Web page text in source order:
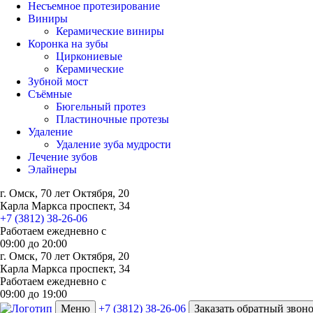
Несъемное протезирование
Виниры
Керамические виниры
Коронка на зубы
Циркониевые
Керамические
Зубной мост
Съёмные
Бюгельный протез
Пластиночные протезы
Удаление
Удаление зуба мудрости
Лечение зубов
Элайнеры
г. Омск, 70 лет Октября, 20
Карла Маркса проспект, 34
+7 (3812) 38-26-06
Работаем ежедневно с
09:00 до 20:00
г. Омск, 70 лет Октября, 20
Карла Маркса проспект, 34
Работаем ежедневно с
09:00 до 19:00
Меню
+7 (3812) 38-26-06 Заказать обратный